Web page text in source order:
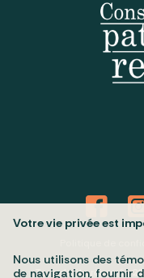
Tous droits réservés
Votre vie privée est
Nous utilisons des
de navigation, fournir